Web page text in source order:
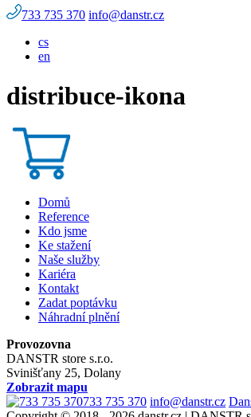
733 735 370 info@danstr.cz
cs
en
distribuce-ikona
Domů
Reference
Kdo jsme
Ke stažení
Naše služby
Kariéra
Kontakt
Zadat poptávku
Náhradní plnění
Provozovna
DANSTR store s.r.o.
Svinišťany 25, Dolany
Zobrazit mapu
733 735 370 info@danstr.cz